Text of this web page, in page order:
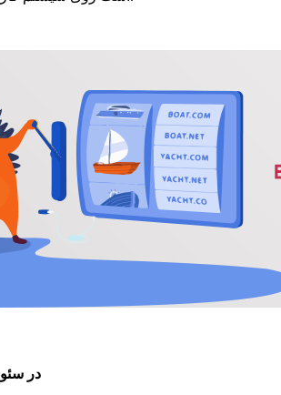
تاثیر الگوریتم EMD در سئو